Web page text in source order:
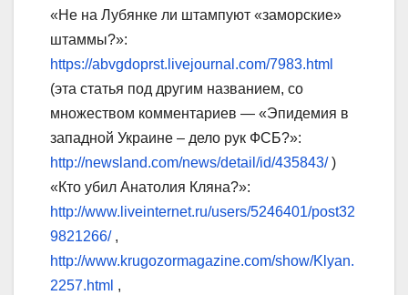
«Не на Лубянке ли штампуют «заморские»
штаммы?»:
https://abvgdoprst.livejournal.com/7983.html
(эта статья под другим названием, со
множеством комментариев — «Эпидемия в
западной Украине – дело рук ФСБ?»:
http://newsland.com/news/detail/id/435843/)
«Кто убил Анатолия Кляна?»:
http://www.liveinternet.ru/users/5246401/post32
9821266/,
http://www.krugozormagazine.com/show/Klyan.
2257.html ,